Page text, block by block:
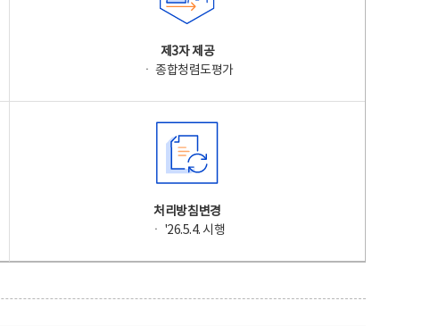
제3자 제공
ㆍ 종합청렴도평가
처리방침변경
ㆍ '26.5.4. 시행